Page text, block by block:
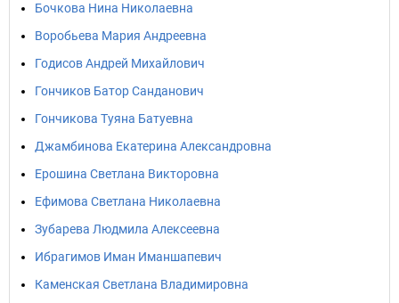
Бочкова Нина Николаевна
Воробьева Мария Андреевна
Годисов Андрей Михайлович
Гончиков Батор Санданович
Гончикова Туяна Батуевна
Джамбинова Екатерина Александровна
Ерошина Светлана Викторовна
Ефимова Светлана Николаевна
Зубарева Людмила Алексеевна
Ибрагимов Иман Иманшапевич
Каменская Светлана Владимировна